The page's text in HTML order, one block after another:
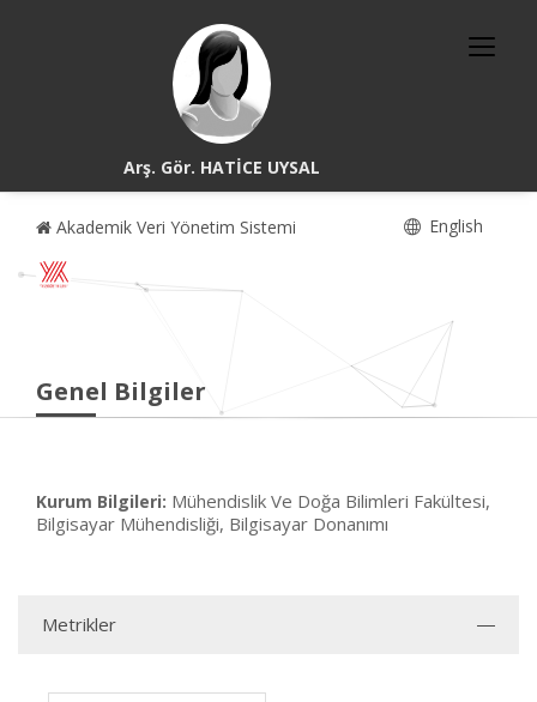
Arş. Gör. HATİCE UYSAL
Akademik Veri Yönetim Sistemi English
Genel Bilgiler
Kurum Bilgileri: Mühendislik Ve Doğa Bilimleri Fakültesi,
Bilgisayar Mühendisliği, Bilgisayar Donanımı
Metrikler